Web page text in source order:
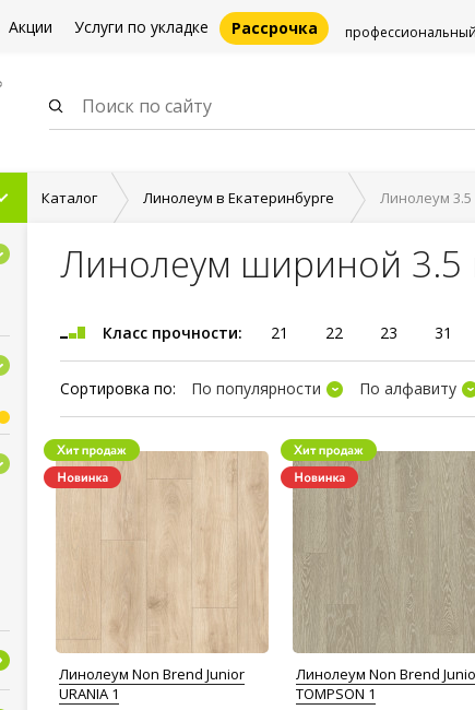
Акции Услуги по укладке Рассрочка
Каталог Линолеум в Екатеринбурге Линолеум
Линолеум шириной 3.5
Класс прочности: 21 22 23 31
Сортировка по: По популярности По алфавиту
Линолеум Non Brend Junior
URANIA 1
Линолеум Non Brend
TOMPSON 1